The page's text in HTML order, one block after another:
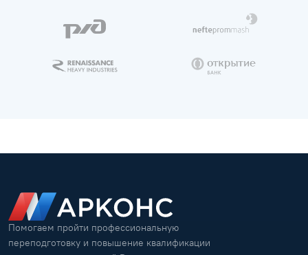
Помогаем пройти профессиональную
переподготовку и повышение квалификации